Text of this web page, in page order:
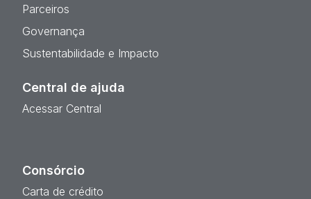
Parceiros
Governança
Sustentabilidade e Impacto
Central de ajuda
Acessar Central
Consórcio
Carta de crédito